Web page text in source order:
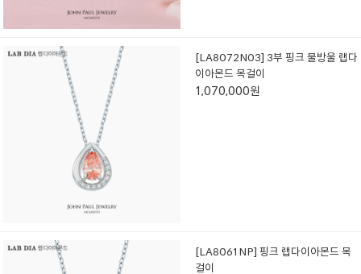
[LA8072N03] 3부 핑크 물방울 랩다
이아몬드 목걸이
1,070,000원
[LA8061NP] 핑크 랩다이아몬드 목
걸이